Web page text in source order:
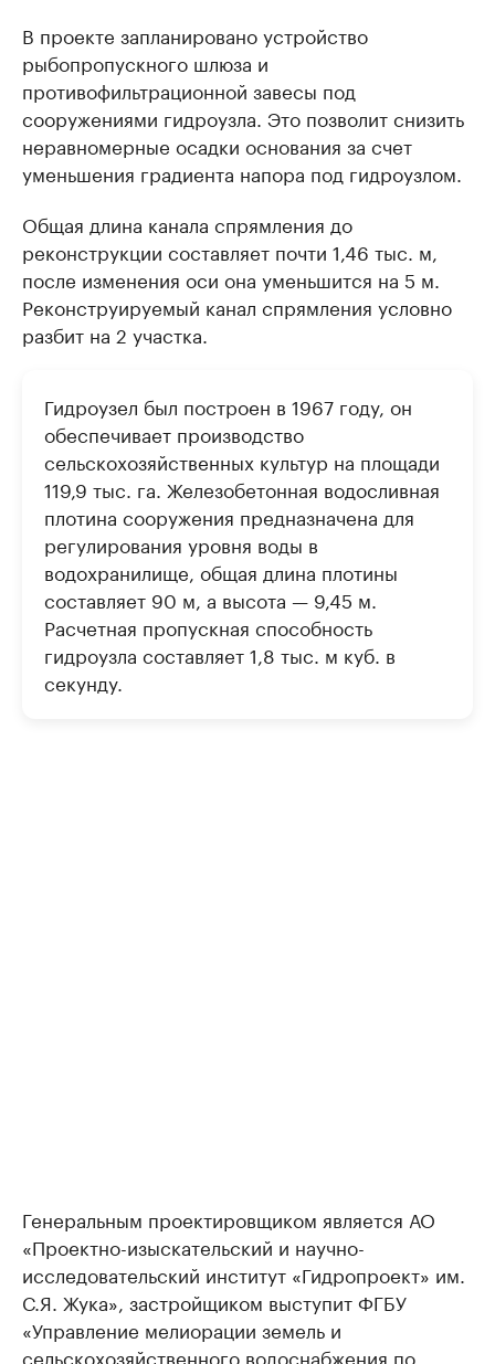
В проекте запланировано устройство
рыбопропускного шлюза и
противофильтрационной завесы под
сооружениями гидроузла. Это позволит снизить
неравномерные осадки основания за счет
уменьшения градиента напора под гидроузлом.
Общая длина канала спрямления до
реконструкции составляет почти 1,46 тыс. м,
после изменения оси она уменьшится на 5 м.
Реконструируемый канал спрямления условно
разбит на 2 участка.
Гидроузел был построен в 1967 году, он
обеспечивает производство
сельскохозяйственных культур на площади
119,9 тыс. га. Железобетонная водосливная
плотина сооружения предназначена для
регулирования уровня воды в
водохранилище, общая длина плотины
составляет 90 м, а высота — 9,45 м.
Расчетная пропускная способность
гидроузла составляет 1,8 тыс. м куб. в
секунду.
Генеральным проектировщиком является АО
«Проектно-изыскательский и научно-
исследовательский институт «Гидропроект» им.
С.Я. Жука», застройщиком выступит ФГБУ
«Управление мелиорации земель и
сельскохозяйственного водоснабжения по